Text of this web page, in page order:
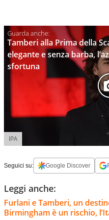
Tamberi alla Prima della
elegante e senza barba,
sfortuna
IPA
Seguici su: Google Discover
Leggi anche:
Furlani e Tamberi, un
Birmingham è un rischio,